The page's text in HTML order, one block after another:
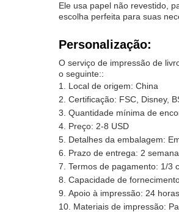
Ele usa papel não revestido,
escolha perfeita para suas
Personalização:
O serviço de impressão de
o seguinte::
Local de origem: China
Certificação: FSC, Disney,
Quantidade mínima de
Preço: 2-8 USD
Detalhes da embalagem:
Prazo de entrega: 2
Termos de pagamento: 1/3
Capacidade de
Apoio à impressão: 24
Materiais de impressão: